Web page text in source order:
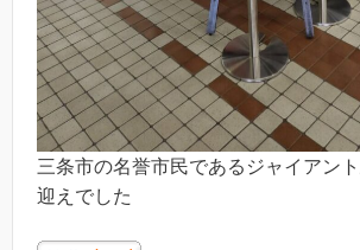
三条市の名誉市民であるジャイアン
迎えでした